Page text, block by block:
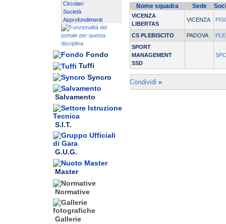
Circolari
Società
Approfondimenti
Fondo
Tuffi
Syncro
Salvamento
S.I.T.
G.U.G.
Master
Normative
Gallerie
Nome squadra Sede
VICENZA
LIBERTAS
VICENZA
CS PLEBISCITO PADOVA
SPORT
MANAGEMENT
SSD
Condividi »